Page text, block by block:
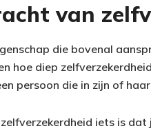
van
die bovenal
hoe diep
persoon die in zijn of
iets is